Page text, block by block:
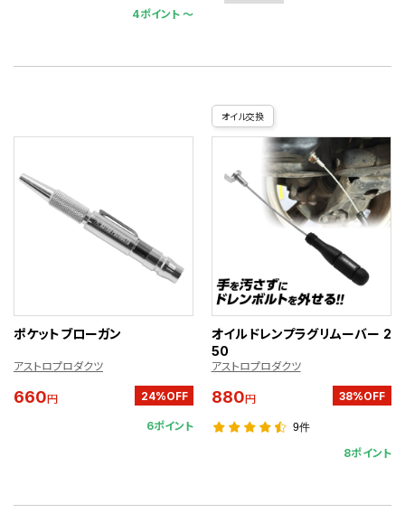
4ポイント 〜
ポケットブローガン
アストロプロダクツ
660円 24%OFF
6ポイント
オイル交換
オイルドレンプラグリムーバー 2
50
アストロプロダクツ
880円 38%OFF
9件
8ポイント